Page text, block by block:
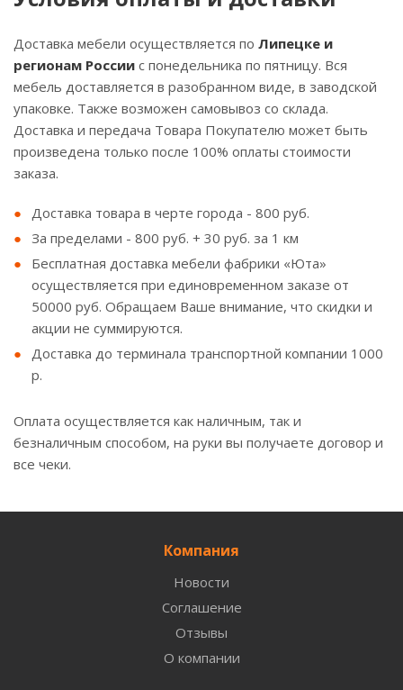
Доставка мебели осуществляется по Липецке и
регионам России с понедельника по пятницу. Вся
мебель доставляется в разобранном виде, в заводской
упаковке. Также возможен самовывоз со склада.
Доставка и передача Товара Покупателю может быть
произведена только после 100% оплаты стоимости
заказа.
Доставка товара в черте города - 800 руб.
За пределами - 800 руб. + 30 руб. за 1 км
Бесплатная доставка мебели фабрики «Юта»
осуществляется при единовременном заказе от
50000 руб. Обращаем Ваше внимание, что скидки и
акции не суммируются.
Доставка до терминала транспортной компании 1000
р.
Оплата осуществляется как наличным, так и
безналичным способом, на руки вы получаете договор и
все чеки.
Компания
Новости
Соглашение
Отзывы
О компании